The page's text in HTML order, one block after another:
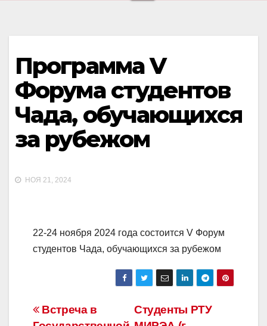
Программа V
Форума студентов
Чада, обучающихся
за рубежом
НОЯ 21, 2024
22-24 ноября 2024 года состоится V Форум
студентов Чада, обучающихся за рубежом
НавигацияСтуденты РТУ
Встреча в